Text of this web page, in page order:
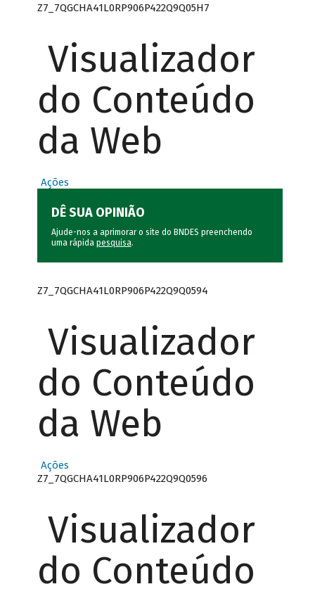
Z7_7QGCHA41L0RP906P422Q9Q05H7
Visualizador
do Conteúdo
da Web
Ações
DÊ SUA OPINIÃO
Ajude-nos a aprimorar o site do BNDES preenchendo
uma rápida pesquisa.
Z7_7QGCHA41L0RP906P422Q9Q0594
Visualizador
do Conteúdo
da Web
Ações
Z7_7QGCHA41L0RP906P422Q9Q0596
Visualizador
do Conteúdo